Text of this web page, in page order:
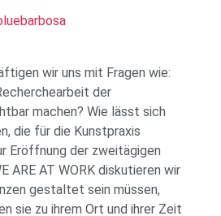
wir uns mit Fragen wie:
der
machen? Wie lässt sich
die für die Kunstpraxis
Eröffnung der zweitägigen
ARE AT WORK diskutieren wir
gestaltet sein müssen,
sie zu ihrem Ort und ihrer Zeit